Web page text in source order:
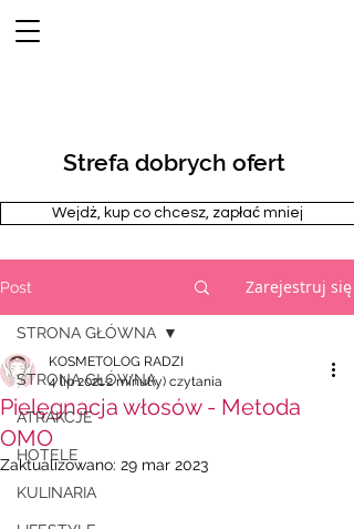
Strefa dobrych ofert
Wejdż, kup co chcesz, zapłać mniej
Post Zarejestruj się
STRONA GŁÓWNA
ATRAKCJE
HOTELE
KULINARIA
STRONA GŁÓWNA
Pielęgnacja włosów - Metoda
OMO
KOSMETOLOG RADZI
4 lip 20212 minut(y) czytania
Zaktualizowano: 29 mar 2023